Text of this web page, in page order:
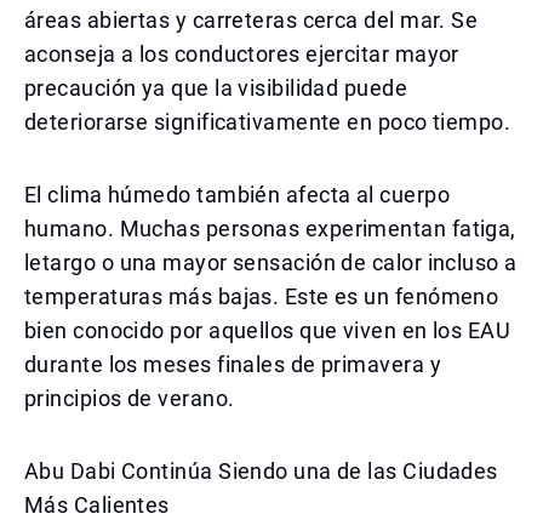
áreas abiertas y carreteras cerca del mar. Se
aconseja a los conductores ejercitar mayor
precaución ya que la visibilidad puede
deteriorarse significativamente en poco tiempo.
El clima húmedo también afecta al cuerpo
humano. Muchas personas experimentan fatiga,
letargo o una mayor sensación de calor incluso a
temperaturas más bajas. Este es un fenómeno
bien conocido por aquellos que viven en los EAU
durante los meses finales de primavera y
principios de verano.
Abu Dabi Continúa Siendo una de las Ciudades
Más Calientes